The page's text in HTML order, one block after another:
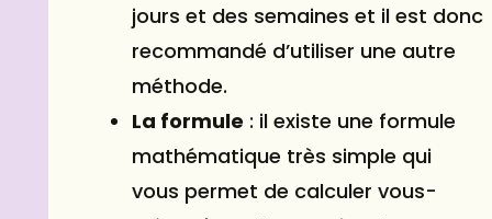
jours et des semaines et il est donc
recommandé d’utiliser une autre
méthode.
La formule : il existe une formule
mathématique très simple qui
vous permet de calculer vous-